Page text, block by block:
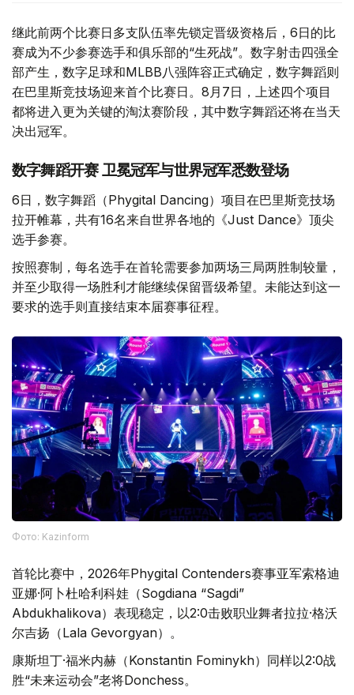
继此前两个比赛日多支队伍率先锁定晋级资格后，6日的比
赛成为不少参赛选手和俱乐部的“生死战”。数字射击四强全
部产生，数字足球和MLBB八强阵容正式确定，数字舞蹈则
在巴里斯竞技场迎来首个比赛日。8月7日，上述四个项目
都将进入更为关键的淘汰赛阶段，其中数字舞蹈还将在当天
决出冠军。
数字舞蹈开赛 卫冕冠军与世界冠军悉数登场
6日，数字舞蹈（Phygital Dancing）项目在巴里斯竞技场
拉开帷幕，共有16名来自世界各地的《Just Dance》顶尖
选手参赛。
按照赛制，每名选手在首轮需要参加两场三局两胜制较量，
并至少取得一场胜利才能继续保留晋级希望。未能达到这一
要求的选手则直接结束本届赛事征程。
Фото: Kazinform
首轮比赛中，2026年Phygital Contenders赛事亚军索格迪
亚娜·阿卜杜哈利科娃（Sogdiana “Sagdi”
Abdukhalikova）表现稳定，以2:0击败职业舞者拉拉·格沃
尔吉扬（Lala Gevorgyan）。
康斯坦丁·福米内赫（Konstantin Fominykh）同样以2:0战
胜“未来运动会”老将Donchess。